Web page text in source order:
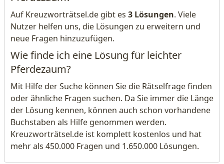
Auf Kreuzworträtsel.de gibt es 3 Lösungen. Viele
Nutzer helfen uns, die Lösungen zu erweitern und
neue Fragen hinzuzufügen.
Wie finde ich eine Lösung für leichter
Pferdezaum?
Mit Hilfe der Suche können Sie die Rätselfrage finden
oder ähnliche Fragen suchen. Da Sie immer die Länge
der Lösung kennen, können auch schon vorhandene
Buchstaben als Hilfe genommen werden.
Kreuzworträtsel.de ist komplett kostenlos und hat
mehr als 450.000 Fragen und 1.650.000 Lösungen.